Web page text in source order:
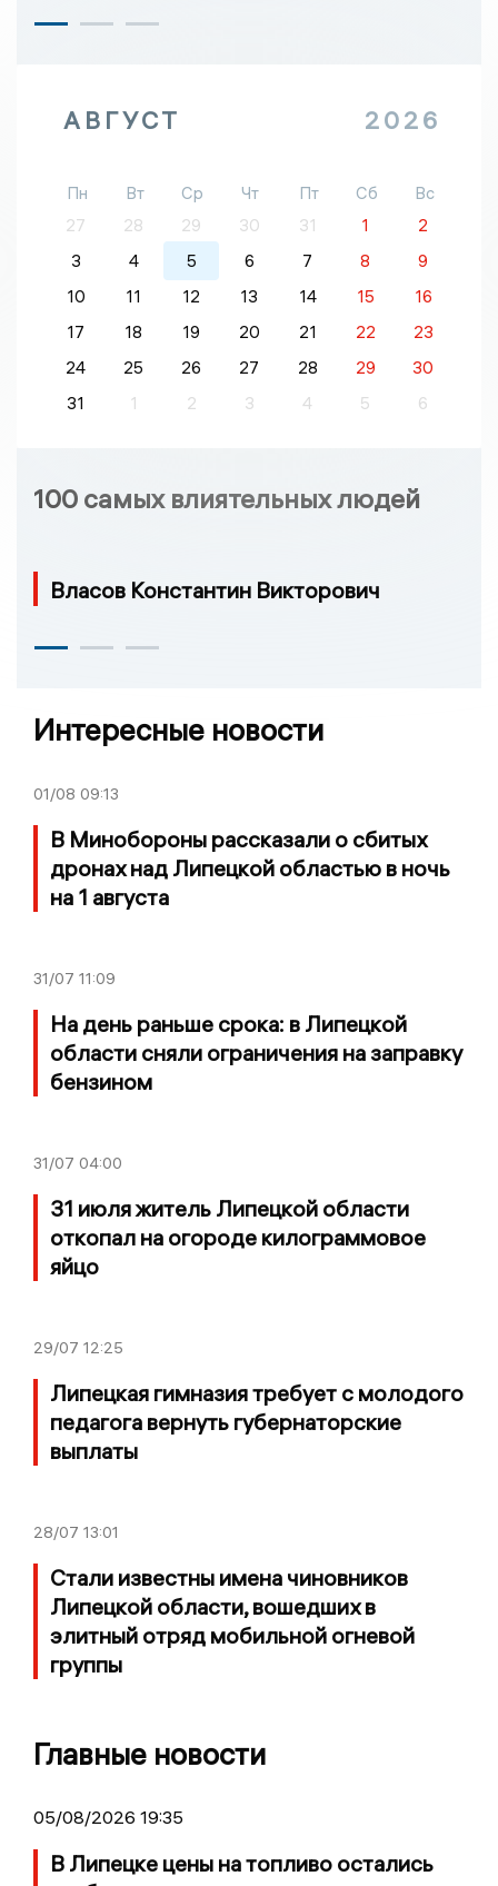
АВГУСТ 2026
Пн Вт Ср Чт Пт Сб
Вс
27
28 29 30 31 1
2
3
4 5 6 7 8
9
10
11 12 13 14 15
16
17
18 19 20 21 22
23
24
25 26 27 28 29
30
31
1 2 3 4 5 6
100 самых влиятельных людей
Власов Константин Викторович
Интересные новости
01/08 09:13
В Минобороны рассказали о сбитых
дронах над Липецкой областью в ночь
на 1 августа
31/07 11:09
На день раньше срока: в Липецкой
области сняли ограничения на заправку
бензином
31/07 04:00
31 июля житель Липецкой области
откопал на огороде килограммовое
яйцо
29/07 12:25
Липецкая гимназия требует с молодого
педагога вернуть губернаторские
выплаты
28/07 13:01
Стали известны имена чиновников
Липецкой области, вошедших в
элитный отряд мобильной огневой
группы
Главные новости
05/08/2026 19:35
В Липецке цены на топливо остались